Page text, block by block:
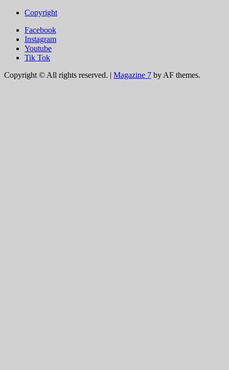
Copyright
Facebook
Instagram
Youtube
Tik Tok
Copyright © All rights reserved. | Magazine 7 by AF themes.